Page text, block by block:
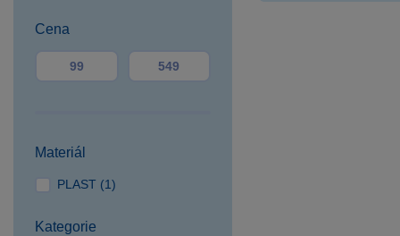
Breda&Weinstein
SPARKYS Ostrava
Forum Nová Karolina
SPARKYS Pardubice OC
SPARKYS Plzeň OC
Cena
Materiál
PLAST (1)
Kategorie